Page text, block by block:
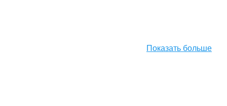
Показать больше